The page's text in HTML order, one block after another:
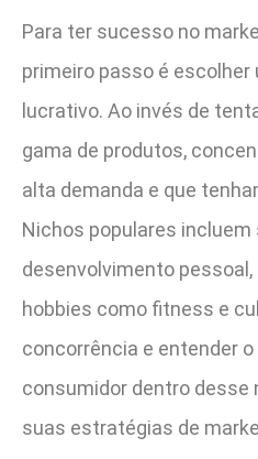
Para ter sucesso no
primeiro passo é
lucrativo. Ao invés de
gama de produtos,
alta demanda e que
Nichos populares incluem
desenvolvimento
hobbies como fitness e
concorrência e entender
consumidor dentro desse
suas estratégias de